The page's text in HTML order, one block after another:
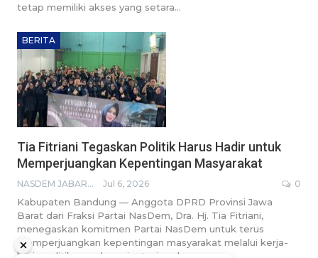
tetap memiliki akses yang setara…
BERITA
Tia Fitriani Tegaskan Politik Harus Hadir untuk
Memperjuangkan Kepentingan Masyarakat
NASDEM JABAR BROADCASTING NETWORK Jul 6, 2026 0
Kabupaten Bandung — Anggota DPRD Provinsi Jawa
Barat dari Fraksi Partai NasDem, Dra. Hj. Tia Fitriani,
menegaskan komitmen Partai NasDem untuk terus
memperjuangkan kepentingan masyarakat melalui kerja-